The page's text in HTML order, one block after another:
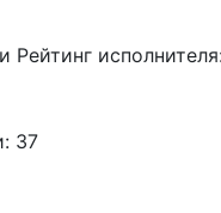
Рейтинг
37